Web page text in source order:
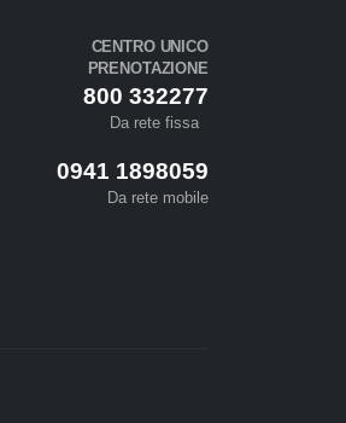
CENTRO UNICO
PRENOTAZIONE
800 332277
Da rete fissa
0941 1898059
Da rete mobile